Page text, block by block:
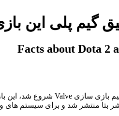
Facts about Dota 2